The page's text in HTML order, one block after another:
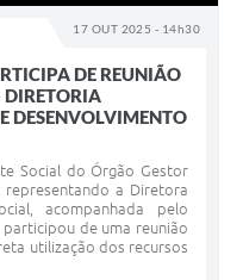
17 OUT 2025 - 14h30
DE REUNIÃO
DESENVOLVIMENTO
Social do Órgão Gestor
representando a Diretora
acompanhada pelo
de uma reunião
utilização dos recursos